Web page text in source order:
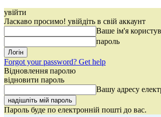
увійти
Ласкаво просимо! увійдіть в свій аккаунт
Ваше ім'я
пароль
Forgot your password? Get help
Відновлення паролю
відновити пароль
Вашу адресу
Пароль буде по електронній пошті до вас.